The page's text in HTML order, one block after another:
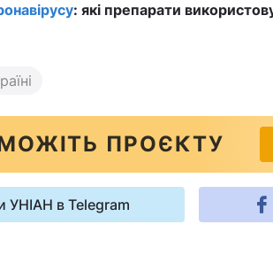
: які препарати
ПРОЄКТУ
УНІАН в Telegram